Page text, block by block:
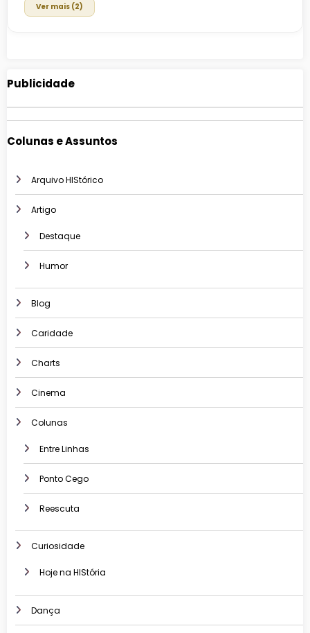
Ver mais (2)
Publicidade
Colunas e Assuntos
Arquivo HIStórico
Artigo
Destaque
Humor
Blog
Caridade
Charts
Cinema
Colunas
Entre Linhas
Ponto Cego
Reescuta
Curiosidade
Hoje na HIStória
Dança